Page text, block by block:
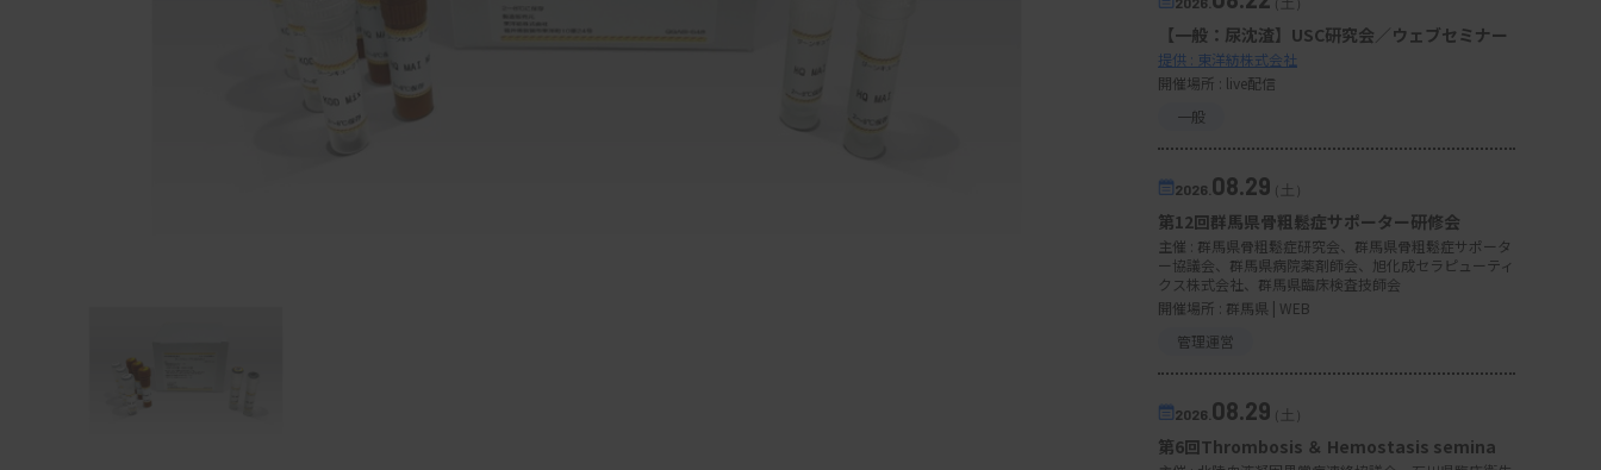
【一般：尿沈渣】USC研究会／ウェブセミナー
提供 : 東洋紡株式会社
開催場所 : live配信
一般
2026. 08.29 （土）
第12回群馬県骨粗鬆症サポーター研修会
主催 : 群馬県骨粗鬆症研究会、群馬県骨粗鬆症サポータ
ー協議会、群馬県病院薬剤師会、旭化成セラピューティ
クス株式会社、群馬県臨床検査技師会
開催場所 : 群馬県 | WEB
管理運営
2026. 08.29 （土）
第6回Thrombosis ＆ Hemostasis semina